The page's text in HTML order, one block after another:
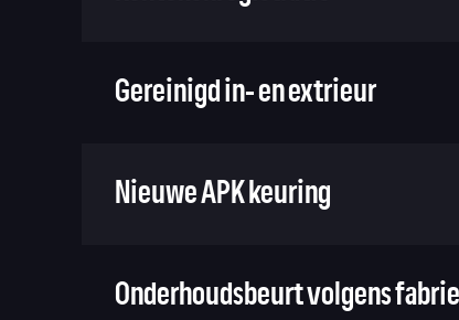
Gereinigd in- en extrieur
Nieuwe APK keuring
Onderhoudsbeurt volgens